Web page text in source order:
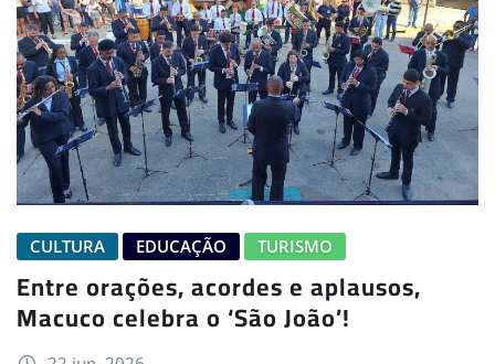
CULTURA EDUCAÇÃO TURISMO
Entre orações, acordes e aplausos,
Macuco celebra o ‘São João’!